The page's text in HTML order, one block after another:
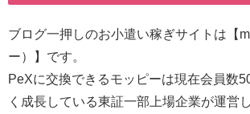
ブログ一押しのお小遣い稼ぎサイトは【
ー）】です。
PeXに交換できるモッピーは現在会員数
く成長している東証一部上場企業が運営